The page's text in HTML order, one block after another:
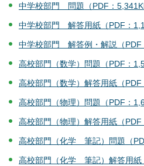
中学校部門 問題（PDF：
中学校部門 解答用紙（PDF：
中学校部門 解答例・解説（PDF
高校部門（数学）問題（PDF：
高校部門（数学）解答用紙（PDF
高校部門（物理）問題（PDF：
高校部門（物理）解答用紙（PDF
高校部門（化学 筆記）問題（
高校部門（化学 筆記）解答用紙